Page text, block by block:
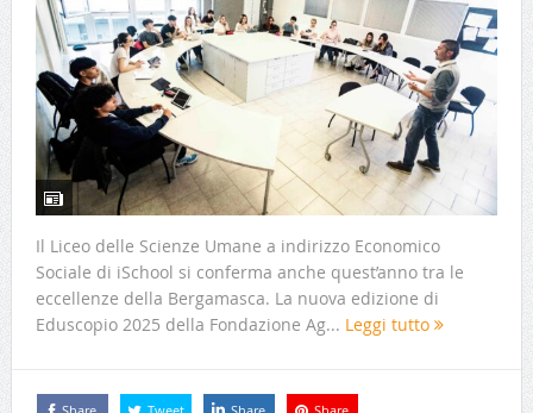
Il Liceo delle Scienze Umane a indirizzo Economico
Sociale di iSchool si conferma anche quest’anno tra le
eccellenze della Bergamasca. La nuova edizione di
Eduscopio 2025 della Fondazione Ag... Leggi tutto